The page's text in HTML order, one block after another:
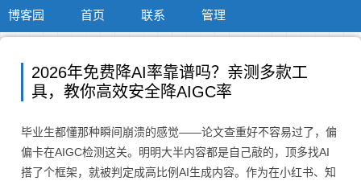
博客园 首页 联系 管理
2026年免费降AI率靠谱吗？亲测多款工
具，教你高效安全降AIGC率
毕业生都懂那种瞬间崩溃的感觉——论文查重好不容易过了，偏
偏卡在AIGC检测这关。明明大半内容都是自己敲的，顶多找AI
搭了个框架，就被判定成高比例AI生成内容。作为在小红书、知